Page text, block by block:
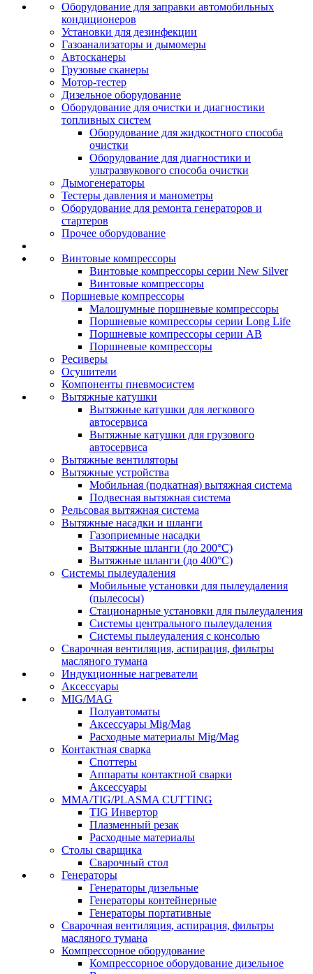
Оборудование для заправки автомобильных
кондиционеров
Установки для дезинфекции
Газоанализаторы и дымомеры
Автосканеры
Грузовые сканеры
Мотор-тестер
Дизельное оборудование
Оборудование для очистки и диагностики
топливных систем
Оборудование для жидкостного способа
очистки
Оборудование для диагностики и
ультразвукового способа очистки
Дымогенераторы
Тестеры давления и манометры
Оборудование для ремонта генераторов и
стартеров
Прочее оборудование
Винтовые компрессоры
Винтовые компрессоры серии New Silver
Винтовые компрессоры
Поршневые компрессоры
Малошумные поршневые компрессоры
Поршневые компрессоры серии Long Life
Поршневые компрессоры серии AB
Поршневые компрессоры
Ресиверы
Осушители
Компоненты пневмосистем
Вытяжные катушки
Вытяжные катушки для легкового
автосервиса
Вытяжные катушки для грузового
автосервиса
Вытяжные вентиляторы
Вытяжные устройства
Мобильная (подкатная) вытяжная система
Подвесная вытяжная система
Рельсовая вытяжная система
Вытяжные насадки и шланги
Газоприемные насадки
Вытяжные шланги (до 200°C)
Вытяжные шланги (до 400°C)
Системы пылеудаления
Мобильные установки для пылеудаления
(пылесосы)
Стационарные установки для пылеудаления
Системы центрального пылеудаления
Системы пылеудаления с консолью
Сварочная вентиляция, аспирация, фильтры
масляного тумана
Индукционные нагреватели
Аксессуары
MIG/MAG
Полуавтоматы
Аксессуары Mig/Mag
Расходные материалы Mig/Mag
Контактная сварка
Споттеры
Аппараты контактной сварки
Аксессуары
MMA/TIG/PLASMA CUTTING
TIG Инвертор
Плазменный резак
Расходные материалы
Столы сварщика
Сварочный стол
Генераторы
Генераторы дизельные
Генераторы контейнерные
Генераторы портативные
Сварочная вентиляция, аспирация, фильтры
масляного тумана
Компрессорное оборудование
Компрессорное оборудование дизельное